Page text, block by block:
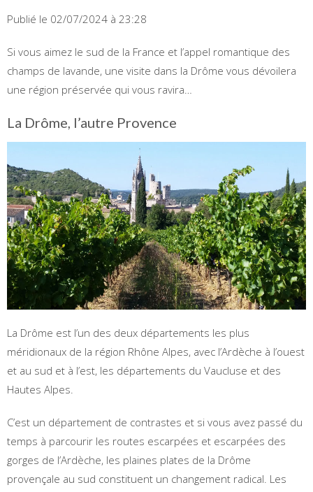
Publié le 02/07/2024 à 23:28
Si vous aimez le sud de la France et l’appel romantique des
champs de lavande, une visite dans la Drôme vous dévoilera
une région préservée qui vous ravira…
La Drôme, l’autre Provence
La Drôme est l’un des deux départements les plus
méridionaux de la région Rhône Alpes, avec l’Ardèche à l’ouest
et au sud et à l’est, les départements du Vaucluse et des
Hautes Alpes.
C’est un département de contrastes et si vous avez passé du
temps à parcourir les routes escarpées et escarpées des
gorges de l’Ardèche, les plaines plates de la Drôme
provençale au sud constituent un changement radical. Les